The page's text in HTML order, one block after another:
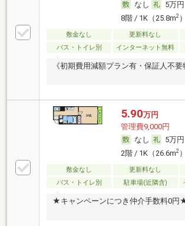
なし
5万円
8階 / 1K（25.8m2）
敷金なし 更新料なし
バス・トイレ別
インターネット無料
《初期費用減額プラン有・保証人不要
5.90万円
管理費9,000円
なし
5万円
2階 / 1K（26.6m2）
敷金なし 更新料なし
バス・トイレ別
駐車場(近隣含)
★キャンペーンにつき仲介手数料0円